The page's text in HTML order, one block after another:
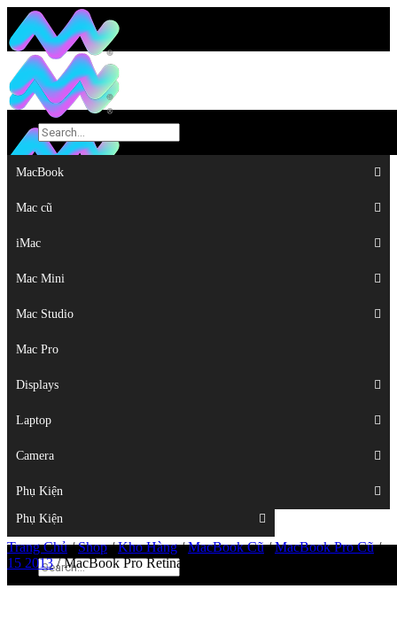
MacBook
Mac cũ
iMac
Mac Mini
Mac Studio
Mac Pro
Displays
Laptop
Camera
Phụ Kiện
MacBook
Mac cũ
iMac
Mac Mini
Mac Studio
Mac Pro
Displays
Laptop
Camera
Phụ Kiện
Top
Trang Chủ/Shop/Kho Hàng/MacBook Cũ/MacBook Pro Cũ/
15 2013/MacBook Pro Retina ME293 – Ram 16GB 99%